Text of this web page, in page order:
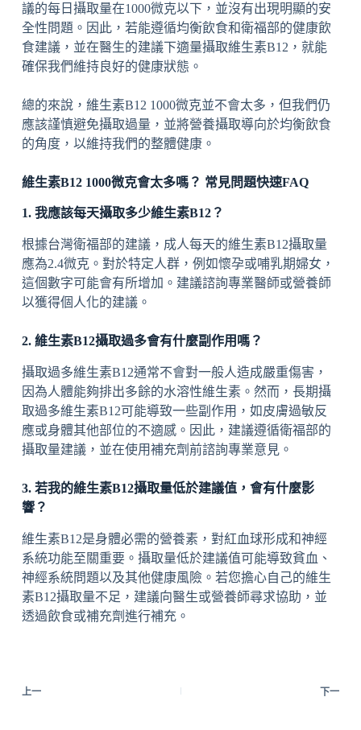
議的每日攝取量在1000微克以下，並沒有出現明顯的安
全性問題。因此，若能遵循均衡飲食和衛福部的健康飲
食建議，並在醫生的建議下適量攝取維生素B12，就能
確保我們維持良好的健康狀態。
總的來說，維生素B12 1000微克並不會太多，但我們仍
應該謹慎避免攝取過量，並將營養攝取導向於均衡飲食
的角度，以維持我們的整體健康。
維生素B12 1000微克會太多嗎？ 常見問題快速FAQ
1. 我應該每天攝取多少維生素B12？
根據台灣衛福部的建議，成人每天的維生素B12攝取量
應為2.4微克。對於特定人群，例如懷孕或哺乳期婦女，
這個數字可能會有所增加。建議諮詢專業醫師或營養師
以獲得個人化的建議。
2. 維生素B12攝取過多會有什麼副作用嗎？
攝取過多維生素B12通常不會對一般人造成嚴重傷害，
因為人體能夠排出多餘的水溶性維生素。然而，長期攝
取過多維生素B12可能導致一些副作用，如皮膚過敏反
應或身體其他部位的不適感。因此，建議遵循衛福部的
攝取量建議，並在使用補充劑前諮詢專業意見。
3. 若我的維生素B12攝取量低於建議值，會有什麼影
響？
維生素B12是身體必需的營養素，對紅血球形成和神經
系統功能至關重要。攝取量低於建議值可能導致貧血、
神經系統問題以及其他健康風險。若您擔心自己的維生
素B12攝取量不足，建議向醫生或營養師尋求協助，並
透過飲食或補充劑進行補充。
上一 下一